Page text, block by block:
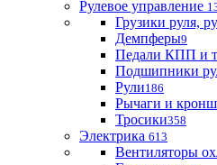
Рулевое управление
Грузики руля,
Демпферы9
Педали КПП и
Подшипники
Рули186
Рычаги и
Тросики358
Электрика 613
Вентиляторы